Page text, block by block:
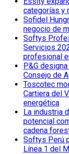
categorías y
Sofidel
negocio de
Softys
Servicios
profesional
P&G
Consejo de
Toscotec
Cartiera del
energética
La industria
potencial
cadena
Softys Perú
Línea 1 del